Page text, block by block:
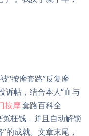
“按摩套路”反复摩
诉帖，结合本人“血与
按摩套路百科全
枉钱，并且自动解锁
的成就。文章末尾，